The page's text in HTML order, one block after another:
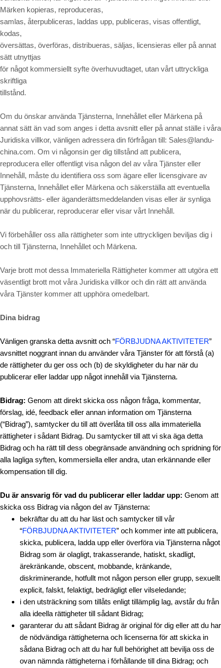
Märken kopieras, reproduceras,
samlas, återpubliceras, laddas upp, publiceras, visas offentligt,
kodas,
översättas, överföras, distribueras, säljas, licensieras eller på annat
sätt utnyttjas
för något kommersiellt syfte överhuvudtaget, utan vårt uttryckliga
skriftliga
tillstånd.
Om du önskar använda Tjänsterna, Innehållet eller Märkena på
annat sätt än vad som anges i detta avsnitt eller på annat ställe i våra
Juridiska villkor, vänligen adressera din förfrågan till: Sales@landu-
china.com. Om vi någonsin ger dig tillstånd att publicera,
reproducera eller offentligt visa någon del av våra Tjänster eller
Innehåll, måste du identifiera oss som ägare eller licensgivare av
Tjänsterna, Innehållet eller Märkena och säkerställa att eventuella
upphovsrätts- eller äganderättsmeddelanden visas eller är synliga
när du publicerar, reproducerar eller visar vårt Innehåll.
Vi förbehåller oss alla rättigheter som inte uttryckligen beviljas dig i
och till Tjänsterna, Innehållet och Märkena.
Varje brott mot dessa Immateriella Rättigheter kommer att utgöra ett
väsentligt brott mot våra Juridiska villkor och din rätt att använda
våra Tjänster kommer att upphöra omedelbart.
Dina bidrag
Vänligen granska detta avsnitt och “FÖRBJUDNA AKTIVITETER”
avsnittet noggrant innan du använder våra Tjänster för att förstå (a)
de rättigheter du ger oss och (b) de skyldigheter du har när du
publicerar eller laddar upp något innehåll via Tjänsterna.
Bidrag: Genom att direkt skicka oss någon fråga, kommentar,
förslag, idé, feedback eller annan information om Tjänsterna
(“Bidrag”), samtycker du till att överlåta till oss alla immateriella
rättigheter i sådant Bidrag. Du samtycker till att vi ska äga detta
Bidrag och ha rätt till dess obegränsade användning och spridning för
alla lagliga syften, kommersiella eller andra, utan erkännande eller
kompensation till dig.
Du är ansvarig för vad du publicerar eller laddar upp: Genom att
skicka oss Bidrag via någon del av Tjänsterna:
bekräftar du att du har läst och samtycker till vår
“FÖRBJUDNA AKTIVITETER” och kommer inte att publicera,
skicka, publicera, ladda upp eller överföra via Tjänsterna något
Bidrag som är olagligt, trakasserande, hatiskt, skadligt,
ärekränkande, obscent, mobbande, kränkande,
diskriminerande, hotfullt mot någon person eller grupp, sexuellt
explicit, falskt, felaktigt, bedrägligt eller vilseledande;
i den utsträckning som tillåts enligt tillämplig lag, avstår du från
alla ideella rättigheter till sådant Bidrag;
garanterar du att sådant Bidrag är original för dig eller att du har
de nödvändiga rättigheterna och licenserna för att skicka in
sådana Bidrag och att du har full behörighet att bevilja oss de
ovan nämnda rättigheterna i förhållande till dina Bidrag; och